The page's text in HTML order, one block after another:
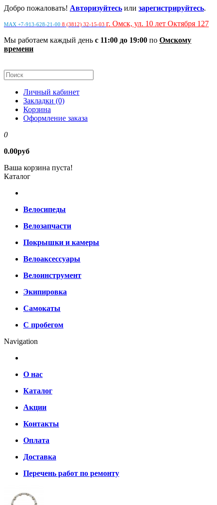
Добро пожаловать! Авторизуйтесь или зарегистрируйтесь.
MAX +7-913-628-21-00 8 (3812) 32-15-03 г. Омск, ул. 10 лет Октября 127
Мы работаем каждый день с 11:00 до 19:00 по Омскому
времени
Личный кабинет
Закладки (0)
Корзина
Оформление заказа
0
0.00руб
Ваша корзина пуста!
Каталог
Велосипеды
Велозапчасти
Покрышки и камеры
Велоаксессуары
Велоинструмент
Экипировка
Самокаты
С пробегом
Navigation
О нас
Каталог
Акции
Контакты
Оплата
Доставка
Перечень работ по ремонту